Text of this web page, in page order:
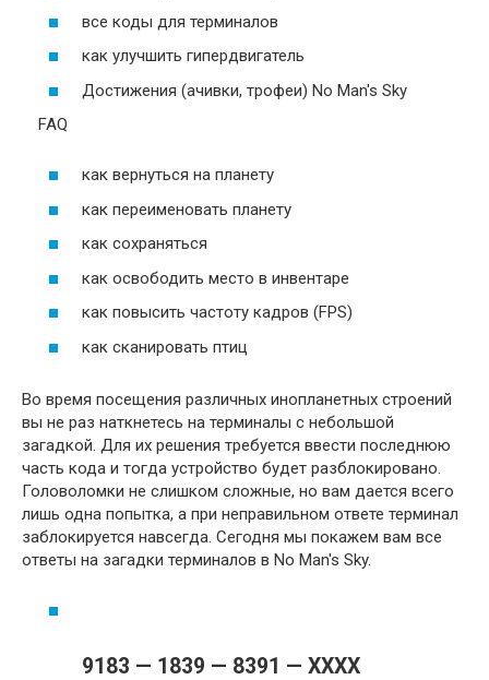
все коды для терминалов
как улучшить гипердвигатель
Достижения (ачивки, трофеи) No Man's Sky
FAQ
как вернуться на планету
как переименовать планету
как сохраняться
как освободить место в инвентаре
как повысить частоту кадров (FPS)
как сканировать птиц
Во время посещения различных инопланетных строений
вы не раз наткнетесь на терминалы с небольшой
загадкой. Для их решения требуется ввести последнюю
часть кода и тогда устройство будет разблокировано.
Головоломки не слишком сложные, но вам дается всего
лишь одна попытка, а при неправильном ответе терминал
заблокируется навсегда. Сегодня мы покажем вам все
ответы на загадки терминалов в No Man's Sky.
9183 — 1839 — 8391 — XXXX